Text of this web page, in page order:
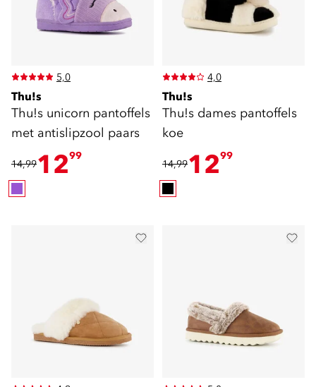
5,0
Thu!s
Thu!s unicorn pantoffels
met antislipzool paars
14,991299
4,0
Thu!s
Thu!s dames pantoffels
koe
14,991299